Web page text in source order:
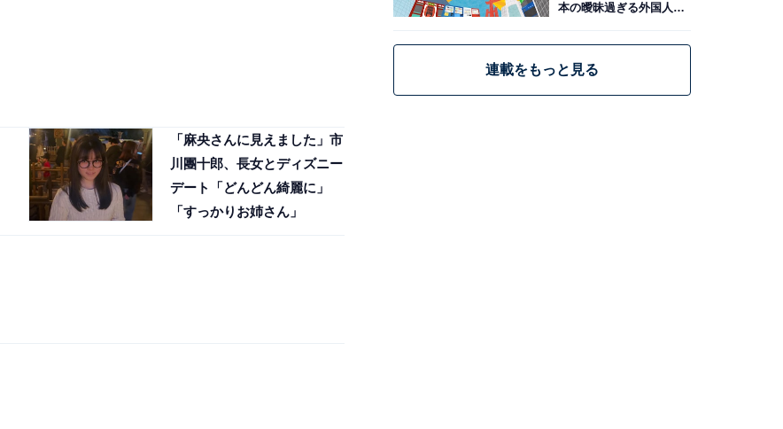
「麻央さんに見えました」市
川團十郎、長女とディズニー
デート「どんどん綺麗に」
「すっかりお姉さん」
本の曖昧過ぎる外国人政
連載をもっと見る